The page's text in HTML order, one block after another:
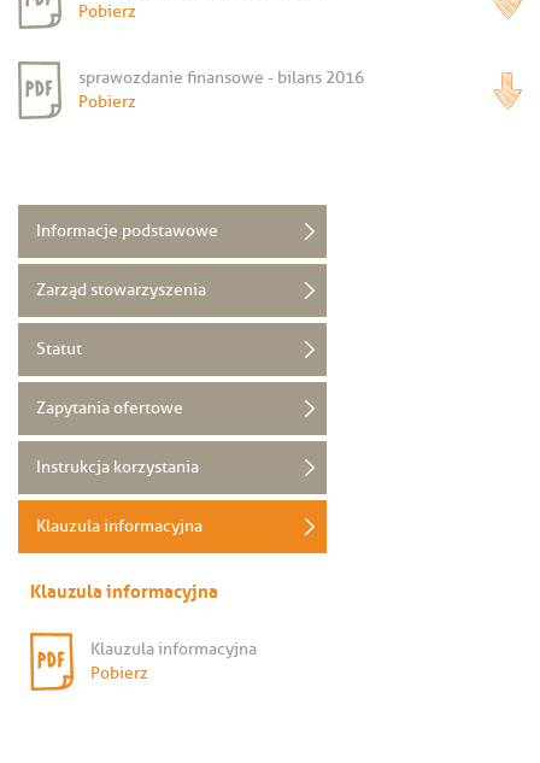
Pobierz
sprawozdanie finansowe - bilans 2016
Pobierz
Informacje podstawowe
Zarząd stowarzyszenia
Statut
Zapytania ofertowe
Instrukcja korzystania
Klauzula informacyjna
Klauzula informacyjna
Klauzula informacyjna
Pobierz